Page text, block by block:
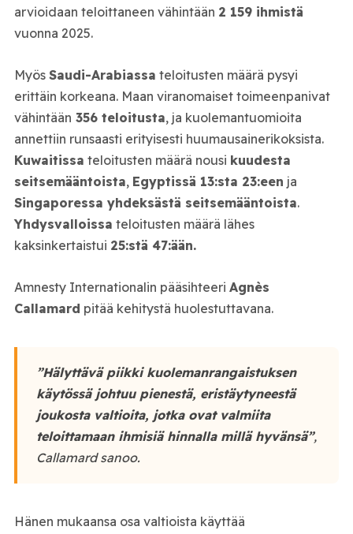
arvioidaan teloittaneen vähintään 2 159 ihmistä
vuonna 2025.
Myös Saudi-Arabiassa teloitusten määrä pysyi
erittäin korkeana. Maan viranomaiset toimeenpanivat
vähintään 356 teloitusta, ja kuolemantuomioita
annettiin runsaasti erityisesti huumausainerikoksista.
Kuwaitissa teloitusten määrä nousi kuudesta
seitsemääntoista, Egyptissä 13:sta 23:een ja
Singaporessa yhdeksästä seitsemääntoista.
Yhdysvalloissa teloitusten määrä lähes
kaksinkertaistui 25:stä 47:ään.
Amnesty Internationalin pääsihteeri Agnès
Callamard pitää kehitystä huolestuttavana.
”Hälyttävä piikki kuolemanrangaistuksen
käytössä johtuu pienestä, eristäytyneestä
joukosta valtioita, jotka ovat valmiita
teloittamaan ihmisiä hinnalla millä hyvänsä”,
Callamard sanoo.
Hänen mukaansa osa valtioista käyttää